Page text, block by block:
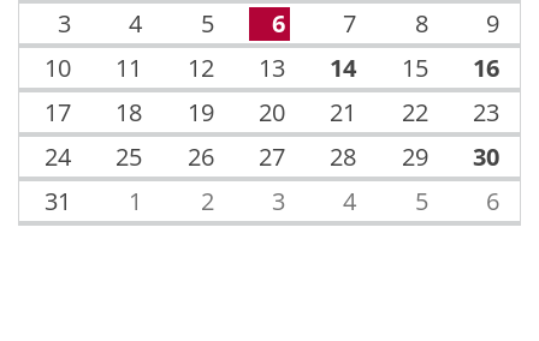
3
4 5 6 7 8
9
10
11 12 13 14 15
16
17
18 19 20 21 22
23
24
25 26 27 28 29
30
31
1 2 3 4 5 6